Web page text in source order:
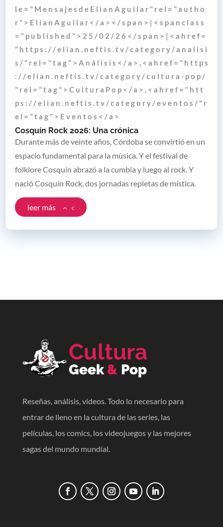
Cosquín Rock 2026: Una crónica
l e = " M e n s a j e s d e E l i a n A g u i l a r " r e l = " a u t h o
r " > E l i a n A g u i l a r < / a > < / s p a n > | < s p a n c l a s s
= " p u b l i s h e d " > 2 5 / 0 2 / 2 6 < / s p a n > | < a h r e f =
" h t t p s : / / e l i a n . n e f t i s . t v / c a t e g o r y / a n a l i s i
s / " r e l = " t a g " > A n á l i s i s < / a > , < a h r e f = " h t t p s
: / / e l i a n . n e f t i s . t v / c a t e g o r y / c u l t u r a - p o p /
" r e l = " t a g " > C u l t u r a P o p < / a > , < a h r e f = " h t t
p s : / / e l i a n . n e f t i s . t v / c a t e g o r y / e v e n t o s / " r
e l = " t a g " > E v e n t o s < / a >
Durante más de veinte años, Córdoba se convirtió en un
espacio fundamental para la música. Y el festival de
folklore Cosquín abrazó a la cumbia y luego al rock. Y
nació Cosquín Rock, dos jornadas repletas de mística.
leer más
Reseñas, análisis, videos. Todo lo necesario para
entrar de lleno en la cultura de las series, las
películas, los comics, los videojuegos y las mejores
sagas del mundo mundial.